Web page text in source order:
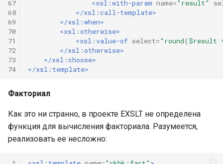
67
68
69
70
71
72
73
74
<xsl:with-param name="result"
</xsl:call-template>
</xsl:when>
<xsl:otherwise>
<xsl:value-of select="round($result *
</xsl:otherwise>
</xsl:choose>
</xsl:template>
Факториал
Как это ни странно, в проекте EXSLT не определена
функция для вычисления факториала. Разумеется,
реализовать ее несложно: